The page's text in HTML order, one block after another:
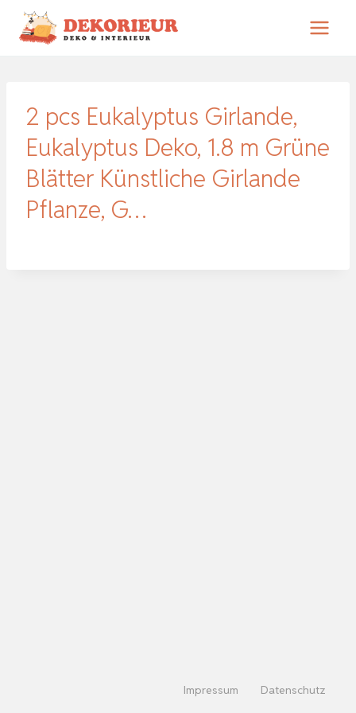
Zum
Inhalt
2 pcs Eukalyptus Girlande,
Eukalyptus Deko, 1.8 m Grüne
Blätter Künstliche Girlande
Pflanze, G…
Impressum Datenschutz